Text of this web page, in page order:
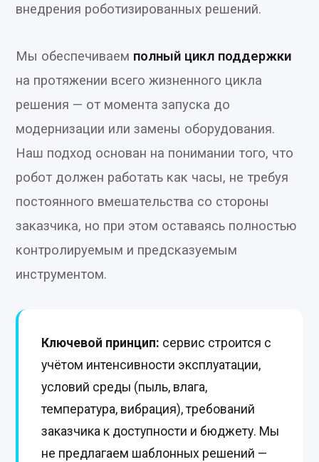
внедрения роботизированных решений.
Мы обеспечиваем полный цикл поддержки
на протяжении всего жизненного цикла
решения — от момента запуска до
модернизации или замены оборудования.
Наш подход основан на понимании того, что
робот должен работать как часы, не требуя
постоянного вмешательства со стороны
заказчика, но при этом оставаясь полностью
контролируемым и предсказуемым
инструментом.
Ключевой принцип: сервис строится с
учётом интенсивности эксплуатации,
условий среды (пыль, влага,
температура, вибрация), требований
заказчика к доступности и бюджету. Мы
не предлагаем шаблонных решений —